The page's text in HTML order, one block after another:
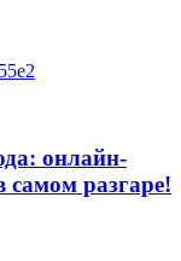
онлайн-
самом разгаре!